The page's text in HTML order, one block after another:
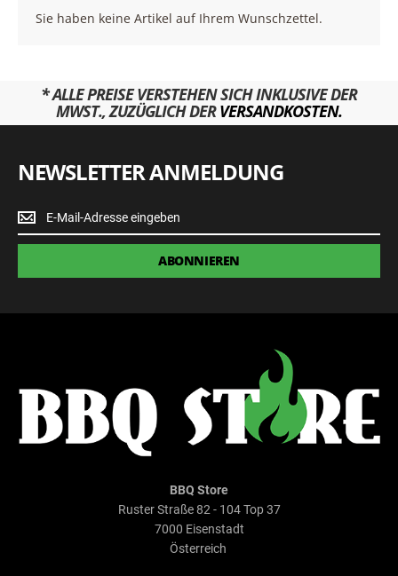
Sie haben keine Artikel auf Ihrem Wunschzettel.
* ALLE PREISE VERSTEHEN SICH INKLUSIVE DER
MWST., ZUZÜGLICH DERVERSANDKOSTEN.
NEWSLETTER ANMELDUNG
Newsletter
Anmeldung
ABONNIEREN
BBQ Store
Ruster Straße 82 - 104 Top 37
7000 Eisenstadt
Österreich